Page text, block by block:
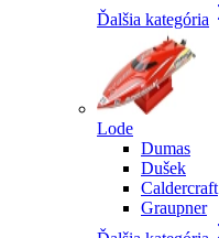
Ďalšia kategória
Lode
Dumas
Dušek
Caldercraft
Graupner